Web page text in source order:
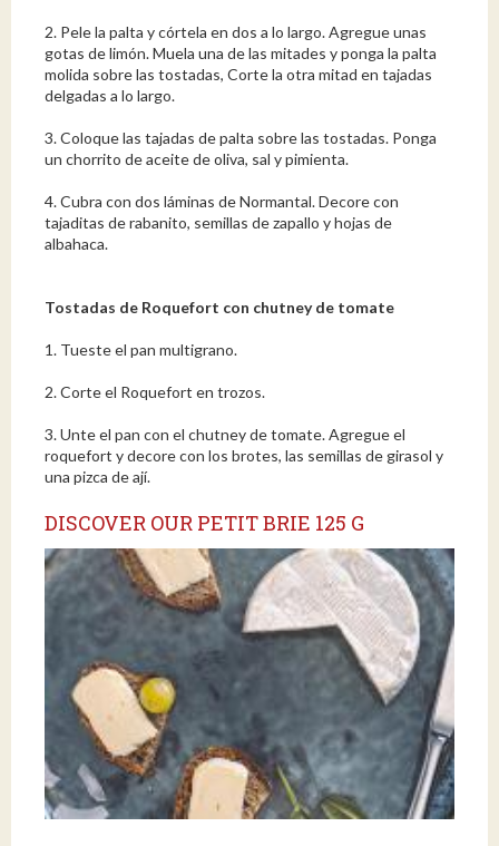
2. Pele la palta y córtela en dos a lo largo. Agregue unas
gotas de limón. Muela una de las mitades y ponga la palta
molida sobre las tostadas, Corte la otra mitad en tajadas
delgadas a lo largo.
3. Coloque las tajadas de palta sobre las tostadas. Ponga
un chorrito de aceite de oliva, sal y pimienta.
4. Cubra con dos láminas de Normantal. Decore con
tajaditas de rabanito, semillas de zapallo y hojas de
albahaca.
Tostadas de Roquefort con chutney de tomate
1. Tueste el pan multigrano.
2. Corte el Roquefort en trozos.
3. Unte el pan con el chutney de tomate. Agregue el
roquefort y decore con los brotes, las semillas de girasol y
una pizca de ají.
DISCOVER OUR PETIT BRIE 125 G